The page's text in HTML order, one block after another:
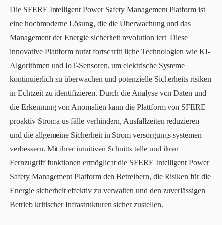
Die SFERE Intelligent Power Safety Management Platform ist
eine hochmoderne Lösung, die die Überwachung und das
Management der Energie sicherheit revolution iert. Diese
innovative Plattform nutzt fortschritt liche Technologien wie KI-
Algorithmen und IoT-Sensoren, um elektrische Systeme
kontinuierlich zu überwachen und potenzielle Sicherheits risiken
in Echtzeit zu identifizieren. Durch die Analyse von Daten und
die Erkennung von Anomalien kann die Plattform von SFERE
proaktiv Stroma us fälle verhindern, Ausfallzeiten reduzieren
und die allgemeine Sicherheit in Strom versorgungs systemen
verbessern. Mit ihrer intuitiven Schnitts telle und ihren
Fernzugriff funktionen ermöglicht die SFERE Intelligent Power
Safety Management Platform den Betreibern, die Risiken für die
Energie sicherheit effektiv zu verwalten und den zuverlässigen
Betrieb kritischer Infrastrukturen sicher zustellen.